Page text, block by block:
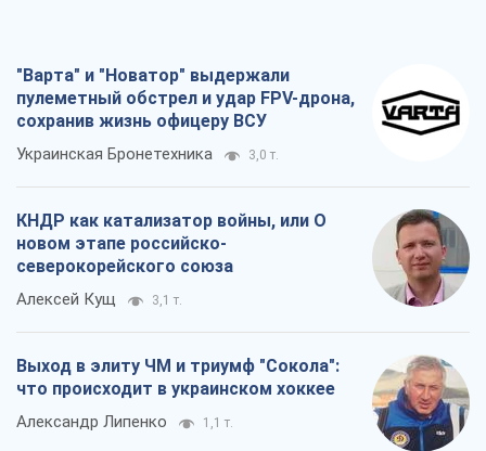
"Варта" и "Новатор" выдержали
пулеметный обстрел и удар FPV-дрона,
сохранив жизнь офицеру ВСУ
Украинская Бронетехника 3,0 т.
КНДР как катализатор войны, или О
новом этапе российско-
северокорейского союза
Алексей Кущ 3,1 т.
Выход в элиту ЧМ и триумф "Сокола":
что происходит в украинском хоккее
Александр Липенко 1,1 т.